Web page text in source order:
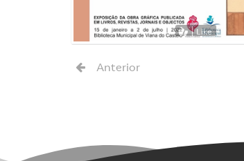
Like
Anterior